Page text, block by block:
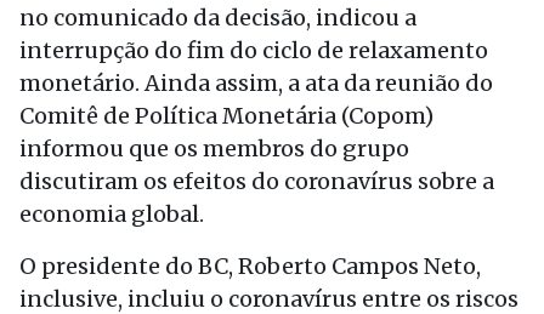
no comunicado da decisão, indicou a
interrupção do fim do ciclo de relaxamento
monetário. Ainda assim, a ata da reunião do
Comitê de Política Monetária (Copom)
informou que os membros do grupo
discutiram os efeitos do coronavírus sobre a
economia global.
O presidente do BC, Roberto Campos Neto,
inclusive, incluiu o coronavírus entre os riscos